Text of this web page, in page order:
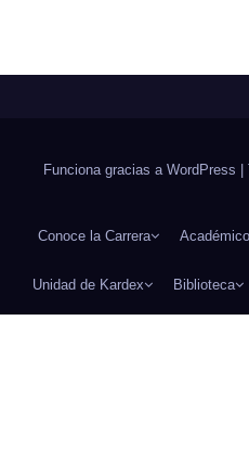
Funciona gracias a WordPress |
Conoce la Carrera Académico
Unidad de Kardex Biblioteca